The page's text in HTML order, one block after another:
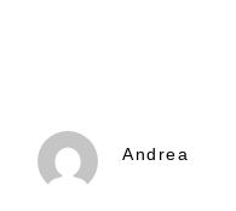
Andrea